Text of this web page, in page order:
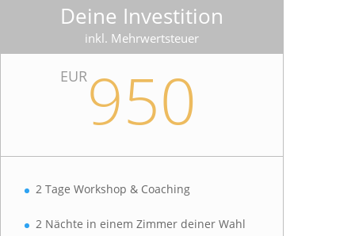
Deine Investition
inkl. Mehrwertsteuer
EUR950
2 Tage Workshop & Coaching
2 Nächte in einem Zimmer deiner Wahl